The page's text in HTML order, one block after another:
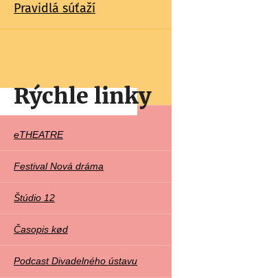
Pravidlá súťaží
Rýchle linky
Rychle
linky
eTHEATRE
Festival Nová dráma
Štúdio 12
Časopis kød
Podcast Divadelného ústavu